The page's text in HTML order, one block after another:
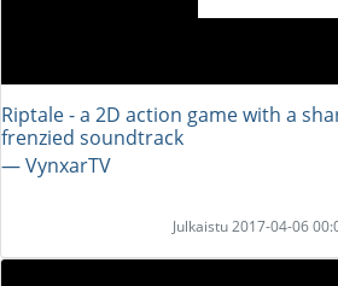
Riptale - a 2D action game with a
frenzied soundtrack
― VynxarTV
Julkaistu 2017-04-06